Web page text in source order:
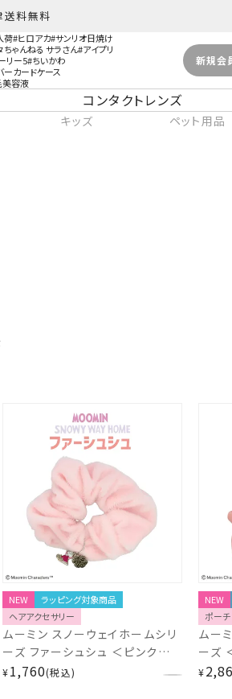
料無料
荷 ヒロアカ サンリオ日焼け
ちゃんねる サラさん アイプリ
リー5 ちいかわ
ーカードケース
美容液
新規会
コンタクトレンズ
キッズ ペット用品
NEW
ラッピング対象商品
ヘアアクセサリー
ムーミン スノーウェイホームシリ
ーズ ファーシュシュ ＜ピンク＞
MN33177
¥1,760 税込
NEW
ポーチ
ムー
ーズ
¥